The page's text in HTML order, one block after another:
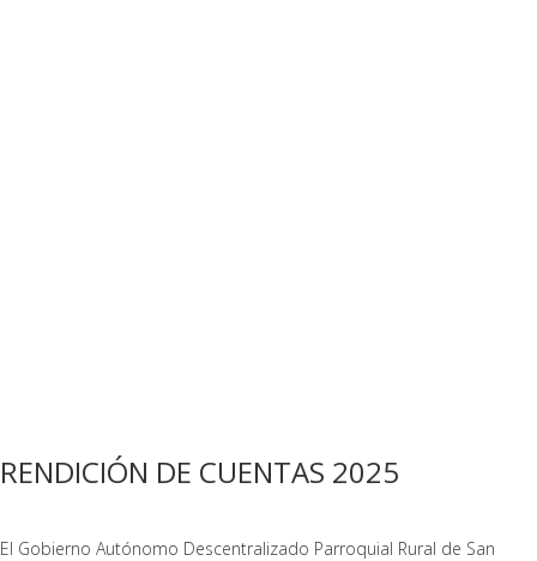
RENDICIÓN DE CUENTAS 2025
El Gobierno Autónomo Descentralizado Parroquial Rural de San